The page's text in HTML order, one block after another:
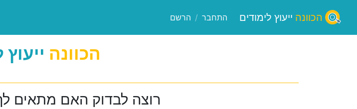
הכוונה ייעוץ לימודים התחבר / הרשם
הכוונה
רוצה לבדוק האם מתאים